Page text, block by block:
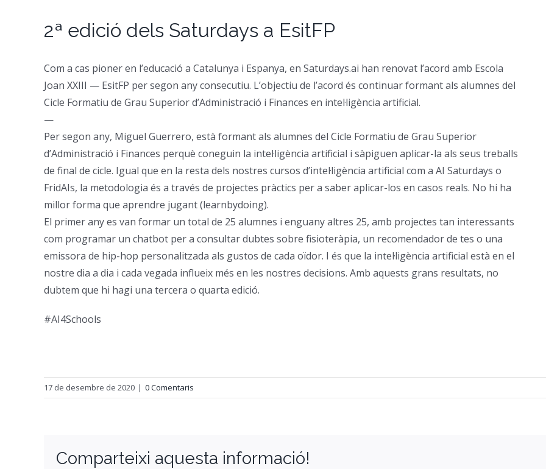
2ª edició dels Saturdays a EsitFP
Com a cas pioner en l’educació a Catalunya i Espanya, en Saturdays.ai han renovat l’acord amb Escola
Joan XXIII — EsitFP per segon any consecutiu. L’objectiu de l’acord és continuar formant als alumnes del
Cicle Formatiu de Grau Superior d’Administració i Finances en intel·ligència artificial.
—
Per segon any, Miguel Guerrero, està formant als alumnes del Cicle Formatiu de Grau Superior
d’Administració i Finances perquè coneguin la intel·ligència artificial i sàpiguen aplicar-la als seus treballs
de final de cicle. Igual que en la resta dels nostres cursos d’intel·ligència artificial com a AI Saturdays o
FridAIs, la metodologia és a través de projectes pràctics per a saber aplicar-los en casos reals. No hi ha
millor forma que aprendre jugant (learnbydoing).
El primer any es van formar un total de 25 alumnes i enguany altres 25, amb projectes tan interessants
com programar un chatbot per a consultar dubtes sobre fisioteràpia, un recomendador de tes o una
emissora de hip-hop personalitzada als gustos de cada oïdor. I és que la intel·ligència artificial està en el
nostre dia a dia i cada vegada influeix més en les nostres decisions. Amb aquests grans resultats, no
dubtem que hi hagi una tercera o quarta edició.
#AI4Schools
17 de desembre de 2020 | 0 Comentaris
Comparteixi aquesta informació!